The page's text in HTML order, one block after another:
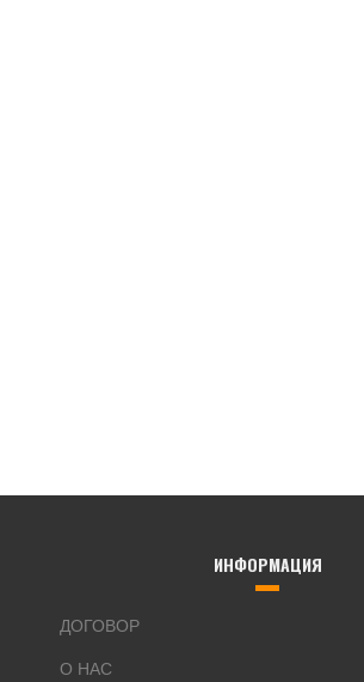
ИНФОРМАЦИЯ
ДОГОВОР
О НАС